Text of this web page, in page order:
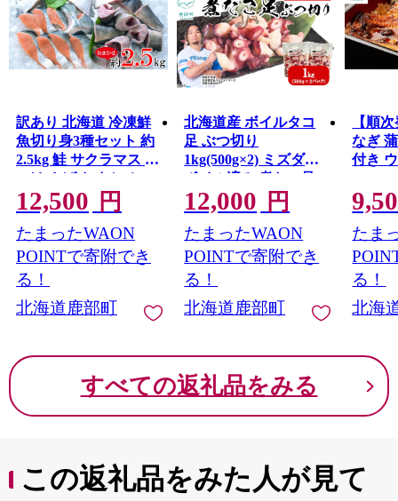
あります。約103℃の温泉が空高く吹き上げる姿は圧巻で
す！
訳あり 北海道 冷凍鮮
魚切り身3種セット 約
2.5kg 鮭 サクラマス ほ
っけ さば おまかせ
12,500 円
たまったWAON
POINTで寄附でき
る！
北海道鹿部町
北海道産 ボイルタコ
足 ぶつ切り
1kg(500g×2) ミズダコ
ボイル済み 煮たこ足
12,000 円
たまったWAON
POINTで寄附でき
る！
北海道鹿部町
【順
なぎ
付き
たま
る！
北海
すべての返礼品をみる
この返礼品をみた人が見て